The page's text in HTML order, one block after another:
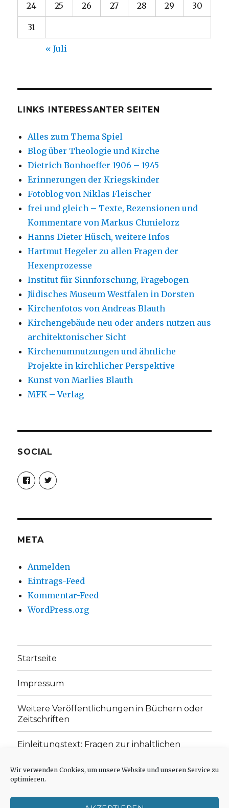
Wir verwenden Cookies, um unsere Website und unseren Service zu
optimieren.
24 25 26 27 28 29 30
31
« Juli
LINKS INTERESSANTER SEITEN
Alles zum Thema Spiel
Blog über Theologie und Kirche
Dietrich Bonhoeffer 1906 – 1945
Erinnerungen der Kriegskinder
Fotoblog von Niklas Fleischer
frei und gleich – Texte, Rezensionen und
Kommentare von Markus Chmielorz
Hanns Dieter Hüsch, weitere Infos
Hartmut Hegeler zu allen Fragen der
Hexenprozesse
Institut für Sinnforschung, Fragebogen
Jüdisches Museum Westfalen in Dorsten
Kirchenfotos von Andreas Blauth
Kirchengebäude neu oder anders nutzen aus
architektonischer Sicht
Kirchenumnutzungen und ähnliche
Projekte in kirchlicher Perspektive
Kunst von Marlies Blauth
MFK – Verlag
SOCIAL
Profil
von
christoph.fleischer1
anzeigen
Profil
von
anzeigen
META
Anmelden
Eintrags-Feed
Kommentar-Feed
WordPress.org
Startseite
Impressum
Weitere Veröffentlichungen in Büchern oder
Zeitschriften
Einleitungstext: Fragen zur inhaltlichen
„schwachen Glaubens“